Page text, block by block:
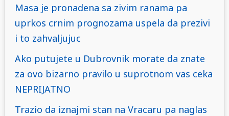
Masa je pronadena sa zivim ranama pa
uprkos crnim prognozama uspela da prezivi
i to zahvaljujuc
Ako putujete u Dubrovnik morate da znate
za ovo bizarno pravilo u suprotnom vas ceka
NEPRIJATNO
Trazio da iznajmi stan na Vracaru pa naglas